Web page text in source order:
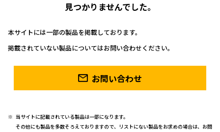
見つかりませんでした。
本サイトには一部の製品を掲載しております。
掲載されていない製品についてはお問い合わせください。
お問い合わせ
当サイトに記載されている製品は一部になります。
その他にも製品を多数そろえておりますので、リストにない製品をお求めの場合は、お問